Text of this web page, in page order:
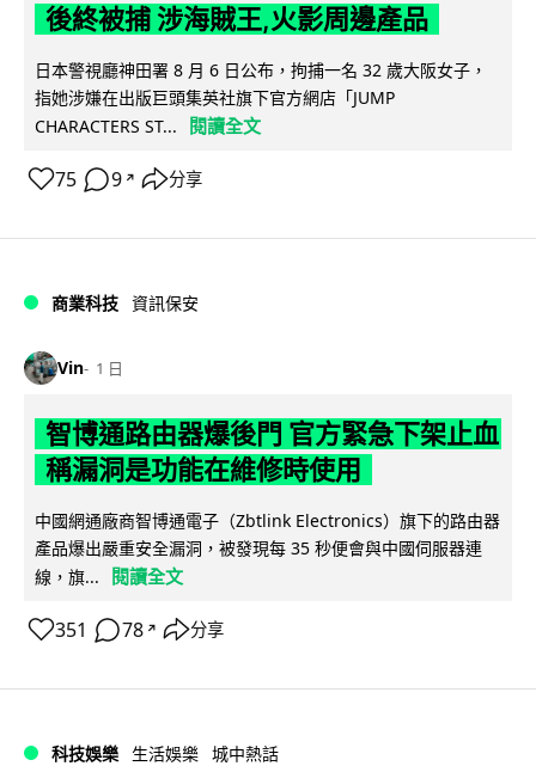
後終被捕 涉海賊王,火影周邊產品
日本警視廳神田署 8 月 6 日公布，拘捕一名 32 歲大阪女子，
指她涉嫌在出版巨頭集英社旗下官方網店「JUMP
CHARACTERS ST...
閱讀全文
75 9 ↗ 分享
商業科技 資訊保安
Vin 1 日
智博通路由器爆後門 官方緊急下架止血
稱漏洞是功能在維修時使用
中國網通廠商智博通電子（Zbtlink Electronics）旗下的路由器
產品爆出嚴重安全漏洞，被發現每 35 秒便會與中國伺服器連
線，旗...
閱讀全文
351 78 ↗ 分享
科技娛樂 生活娛樂 城中熱話